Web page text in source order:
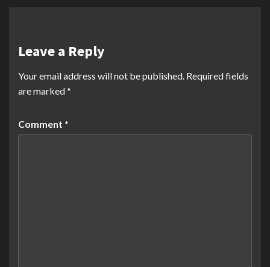
Leave a Reply
Your email address will not be published. Required fields
are marked*
Comment *